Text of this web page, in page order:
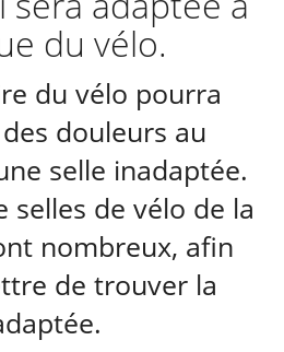
du vélo.
du vélo pourra
douleurs au
selle inadaptée.
selles de vélo de la
nombreux, afin
de trouver la